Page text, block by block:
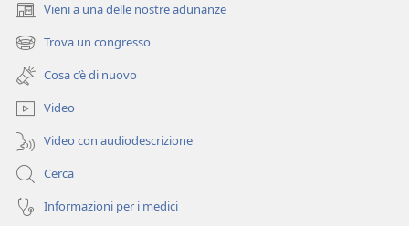
Vieni a una delle nostre adunanze
(apre
una
nuova
finestra)
Trova un congresso
(apre
una
nuova
finestra)
Cosa c’è di nuovo
Video
Video con audiodescrizione
Cerca
Informazioni per i medici